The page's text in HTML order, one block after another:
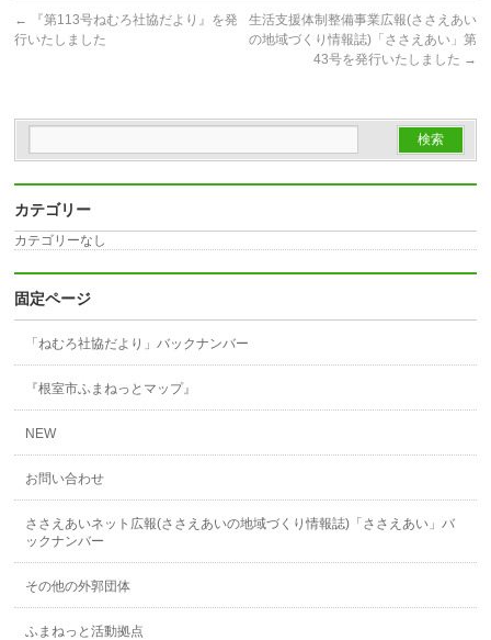
←
『第113号ねむろ社協だより』を発
行いたしました
生活支援体制整備事業広報(ささえあい
の地域づくり情報誌)「ささえあい」第
43号を発行いたしました →
カテゴリー
カテゴリーなし
固定ページ
「ねむろ社協だより」バックナンバー
『根室市ふまねっとマップ』
NEW
お問い合わせ
ささえあいネット広報(ささえあいの地域づくり情報誌)「ささえあい」バ
ックナンバー
その他の外郭団体
ふまねっと活動拠点